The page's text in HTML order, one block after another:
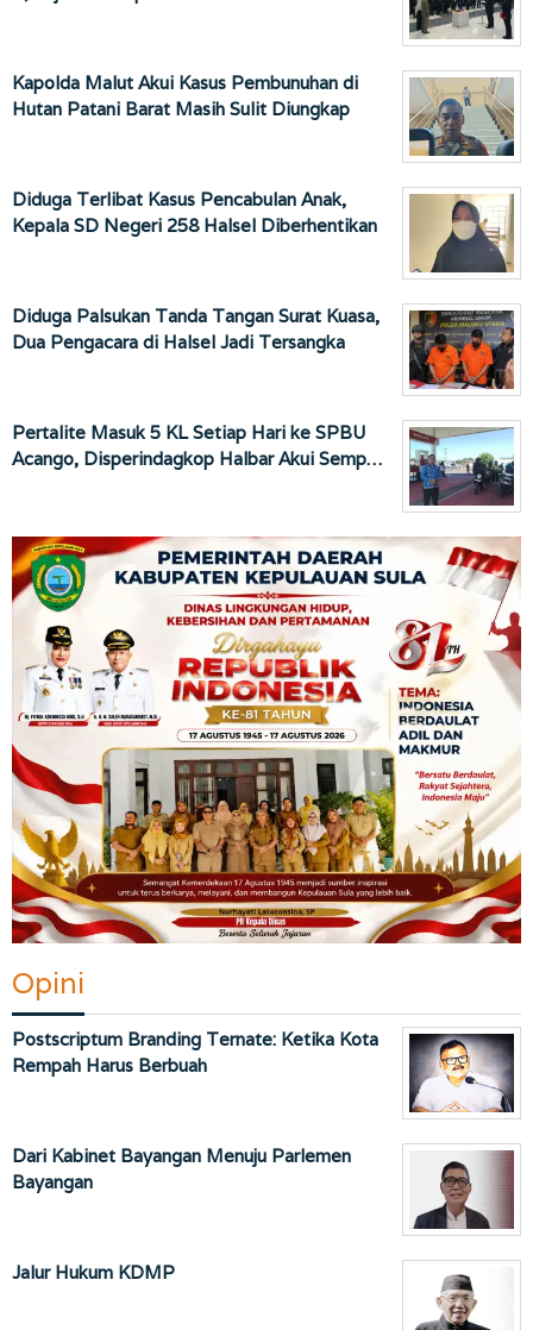
Kapolda Malut Akui Kasus Pembunuhan di
Hutan Patani Barat Masih Sulit Diungkap
Diduga Terlibat Kasus Pencabulan Anak,
Kepala SD Negeri 258 Halsel Diberhentikan
Diduga Palsukan Tanda Tangan Surat Kuasa,
Dua Pengacara di Halsel Jadi Tersangka
Pertalite Masuk 5 KL Setiap Hari ke SPBU
Acango, Disperindagkop Halbar Akui Semp…
Opini
Postscriptum Branding Ternate: Ketika Kota
Rempah Harus Berbuah
Dari Kabinet Bayangan Menuju Parlemen
Bayangan
Jalur Hukum KDMP